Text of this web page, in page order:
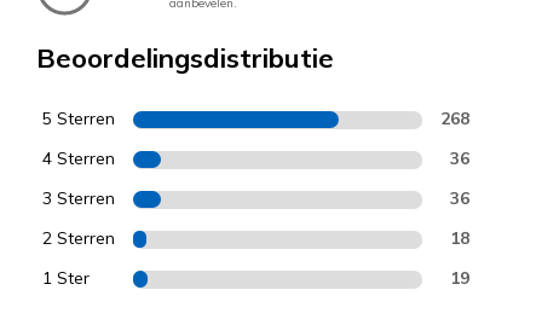
aanbevelen.
Beoordelingsdistributie
5 Sterren 268
4 Sterren 36
3 Sterren 36
2 Sterren 18
1 Ster 19